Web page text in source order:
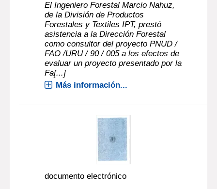
El Ingeniero Forestal Marcio Nahuz,
de la División de Productos
Forestales y Textiles IPT, prestó
asistencia a la Dirección Forestal
como consultor del proyecto PNUD /
FAO /URU / 90 / 005 a los efectos de
evaluar un proyecto presentado por la
Fa[...]
Más información...
documento electrónico